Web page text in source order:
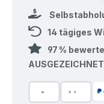
14 tägiges
97 %
AUSGEZEICHNET